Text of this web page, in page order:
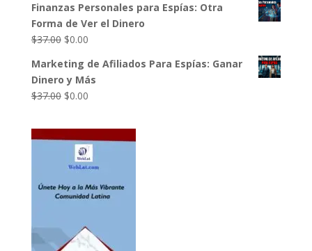
Finanzas Personales para Espías: Otra
Forma de Ver el Dinero
$37.00 El
original
era:
$37.00.
$0.00El
actual
es:
$0.00.
Marketing de Afiliados Para Espías: Ganar
Dinero y Más
$37.00 El
original
era:
$37.00.
$0.00El
actual
es:
$0.00.